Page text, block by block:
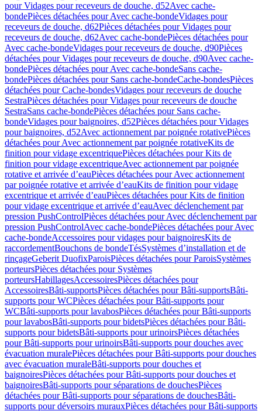
pour Vidages pour receveurs de douche, d52Avec cache-
bondePièces détachées pour Avec cache-bondeVidages pour
receveurs de douche, d62Pièces détachées pour Vidages pour
receveurs de douche, d62Avec cache-bondePièces détachées pour
Avec cache-bondeVidages pour receveurs de douche, d90Pièces
détachées pour Vidages pour receveurs de douche, d90Avec cache-
bondePièces détachées pour Avec cache-bondeSans cache-
bondePièces détachées pour Sans cache-bondeCache-bondesPièces
détachées pour Cache-bondesVidages pour receveurs de douche
SestraPièces détachées pour Vidages pour receveurs de douche
SestraSans cache-bondePièces détachées pour Sans cache-
bondeVidages pour baignoires, d52Pièces détachées pour Vidages
pour baignoires, d52Avec actionnement par poignée rotativePièces
détachées pour Avec actionnement par poignée rotativeKits de
finition pour vidage excentriquePièces détachées pour Kits de
finition pour vidage excentriqueAvec actionnement par poignée
rotative et arrivée d’eauPièces détachées pour Avec actionnement
par poignée rotative et arrivée d’eauKits de finition pour vidage
excentrique et arrivée d’eauPièces détachées pour Kits de finition
pour vidage excentrique et arrivée d’eauAvec déclenchement par
pression PushControlPièces détachées pour Avec déclenchement par
pression PushControlAvec cache-bondePièces détachées pour Avec
cache-bondeAccessoires pour vidages pour baignoiresKits de
raccordementBouchons de bondeTésSystèmes d’installation et de
rinçageGeberit DuofixParoisPièces détachées pour ParoisSystèmes
porteursPièces détachées pour Systèmes
porteursHabillagesAccessoiresPièces détachées pour
AccessoiresBâti-supportsPièces détachées pour Bâti-supportsBâti-
supports pour WCPièces détachées pour Bâti-supports pour
WCBâti-supports pour lavabosPièces détachées pour Bâti-supports
pour lavabosBâti-supports pour bidetsPièces détachées pour Bâti-
supports pour bidetsBâti-supports pour urinoirsPièces détachées
pour Bâti-supports pour urinoirsBâti-supports pour douches avec
évacuation muralePièces détachées pour Bâti-supports pour douches
avec évacuation muraleBâti-supports pour douches et
baignoiresPièces détachées pour Bâti-supports pour douches et
baignoiresBâti-supports pour séparations de douchesPièces
détachées pour Bâti-supports pour séparations de douchesBâti-
supports pour déversoirs murauxPièces détachées pour Bâti-supports